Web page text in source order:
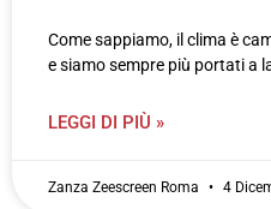
Come sappiamo, il clima è
e siamo sempre più portati a
LEGGI DI PIÙ »
Zanza Zeescreen Roma 4